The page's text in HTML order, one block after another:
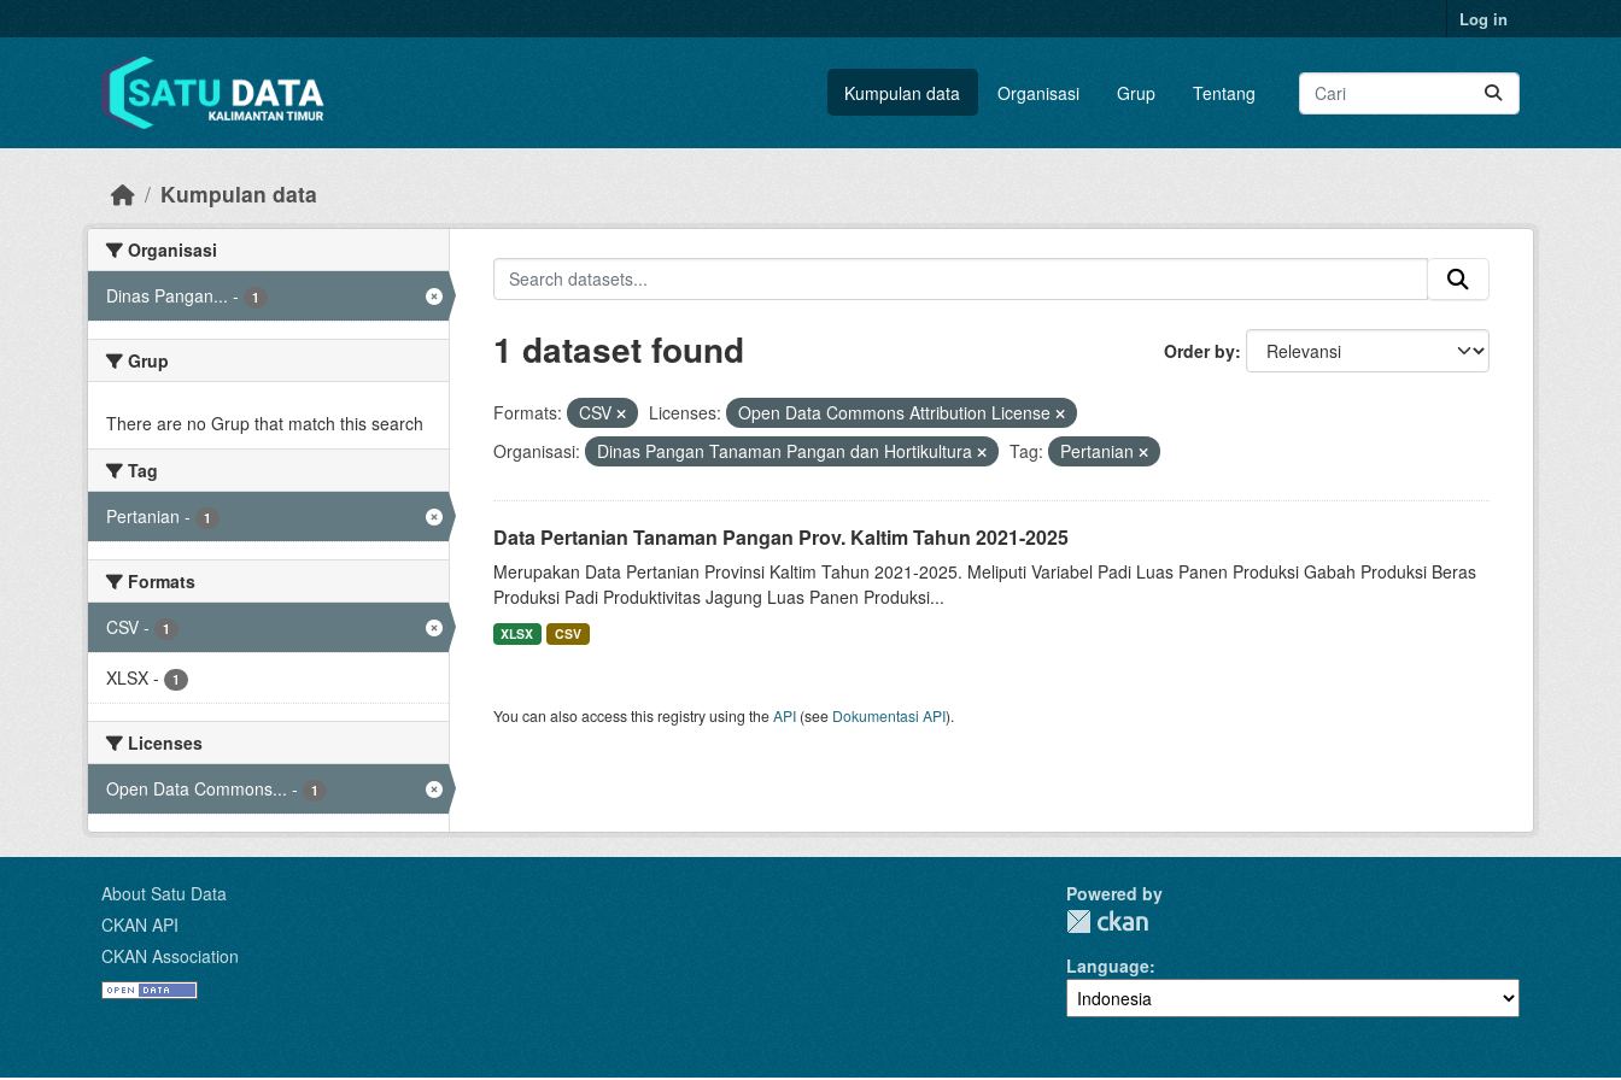
Log in
Kumpulan data Organisasi Grup Tentang
Kumpulan data
Organisasi
Dinas Pangan... - 1
Grup
There are no Grup that match this search
Tag
Pertanian - 1
Formats
CSV - 1
XLSX - 1
Licenses
Open Data Commons... - 1
Order by
1 dataset found
Formats: CSV Licenses:
Open Data Commons Attribution License
Organisasi:
Dinas Pangan Tanaman Pangan dan Hortikultura Tag: Pertanian
Data Pertanian Tanaman Pangan Prov. Kaltim Tahun 2021-2025
Merupakan Data Pertanian Provinsi Kaltim Tahun 2021-2025. Meliputi Variabel Padi Luas Panen Produksi Gabah Produksi Beras
Produksi Padi Produktivitas Jagung Luas Panen Produksi...
XLSX CSV
You can also access this registry using theAPI(see Dokumentasi API).
About Satu Data
CKAN API
CKAN Association
Powered by
Language